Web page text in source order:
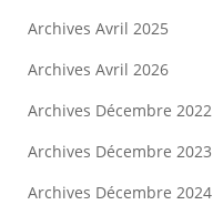
Archives Avril 2025
Archives Avril 2026
Archives Décembre 2022
Archives Décembre 2023
Archives Décembre 2024